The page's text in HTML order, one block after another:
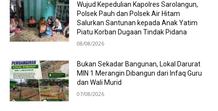
Wujud Kepedulian Kapolres Sarolangun,
Polsek Pauh dan Polsek Air Hitam
Salurkan Santunan kepada Anak Yatim
Piatu Korban Dugaan Tindak Pidana
08/08/2026
Bukan Sekadar Bangunan, Lokal Darurat
MIN 1 Merangin Dibangun dari Infaq Guru
dan Wali Murid
07/08/2026